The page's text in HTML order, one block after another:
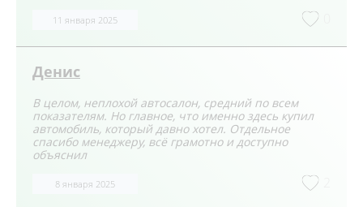
11 января 2025
Денис
В целом, неплохой автосалон, средний по всем
показателям. Но главное, что именно здесь купил
автомобиль, который давно хотел. Отдельное
спасибо менеджеру, всё грамотно и доступно
объяснил
8 января 2025